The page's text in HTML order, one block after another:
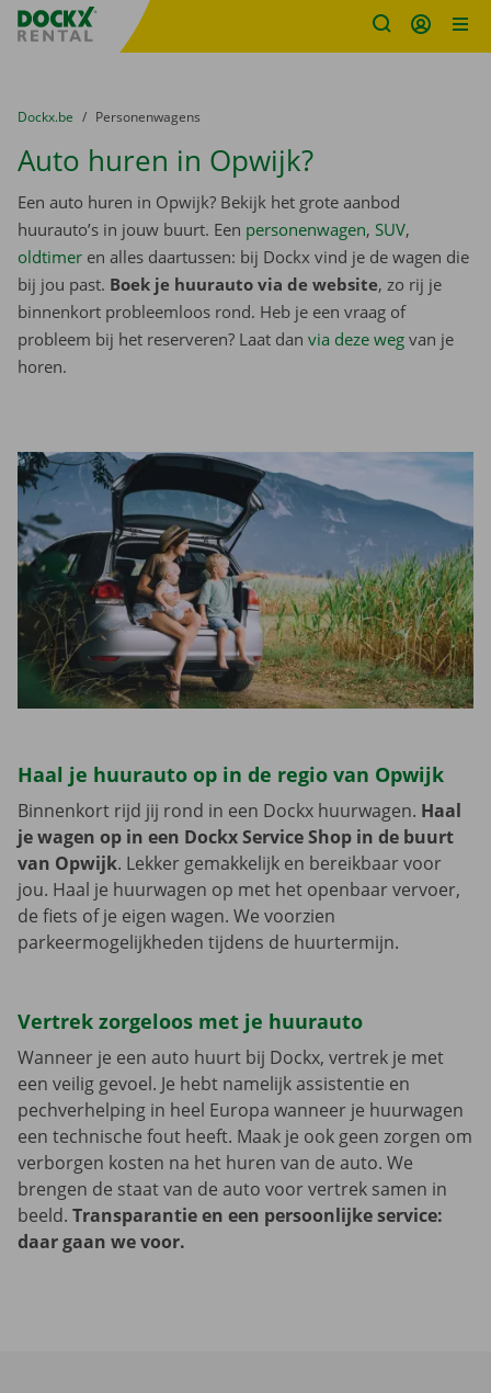
Fratello DEMO
U bevindt zich hier:
van
Dockx.be naar
Personenwagens
Auto huren in Opwijk?
Een auto huren in Opwijk? Bekijk het grote aanbod
huurauto’s in jouw buurt. Een personenwagen, SUV,
oldtimer en alles daartussen: bij Dockx vind je de wagen die
bij jou past. Boek je huurauto via de website, zo rij je
binnenkort probleemloos rond. Heb je een vraag of
probleem bij het reserveren? Laat dan via deze weg van je
horen.
Haal je huurauto op in de regio van Opwijk
Binnenkort rijd jij rond in een Dockx huurwagen. Haal
je wagen op in een Dockx Service Shop in de buurt
van Opwijk. Lekker gemakkelijk en bereikbaar voor
jou. Haal je huurwagen op met het openbaar vervoer,
de fiets of je eigen wagen. We voorzien
parkeermogelijkheden tijdens de huurtermijn.
Vertrek zorgeloos met je huurauto
Wanneer je een auto huurt bij Dockx, vertrek je met
een veilig gevoel. Je hebt namelijk assistentie en
pechverhelping in heel Europa wanneer je huurwagen
een technische fout heeft. Maak je ook geen zorgen om
verborgen kosten na het huren van de auto. We
brengen de staat van de auto voor vertrek samen in
beeld. Transparantie en een persoonlijke service:
daar gaan we voor.